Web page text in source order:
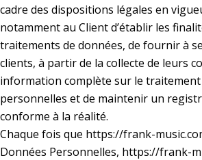
cadre des dispositions légales en
notamment au Client d’établir les
traitements de données, de fournir à
clients, à partir de la collecte de leurs
information complète sur le
personnelles et de maintenir un
conforme à la réalité.
Chaque fois que https://frank-
Données Personnelles, https://frank-